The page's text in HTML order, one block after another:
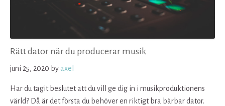
Rätt dator när du producerar musik
juni 25, 2020 by axel
Har du tagit beslutet att du vill ge dig in i musikproduktionens
värld? Då är det första du behöver en riktigt bra bärbar dator.